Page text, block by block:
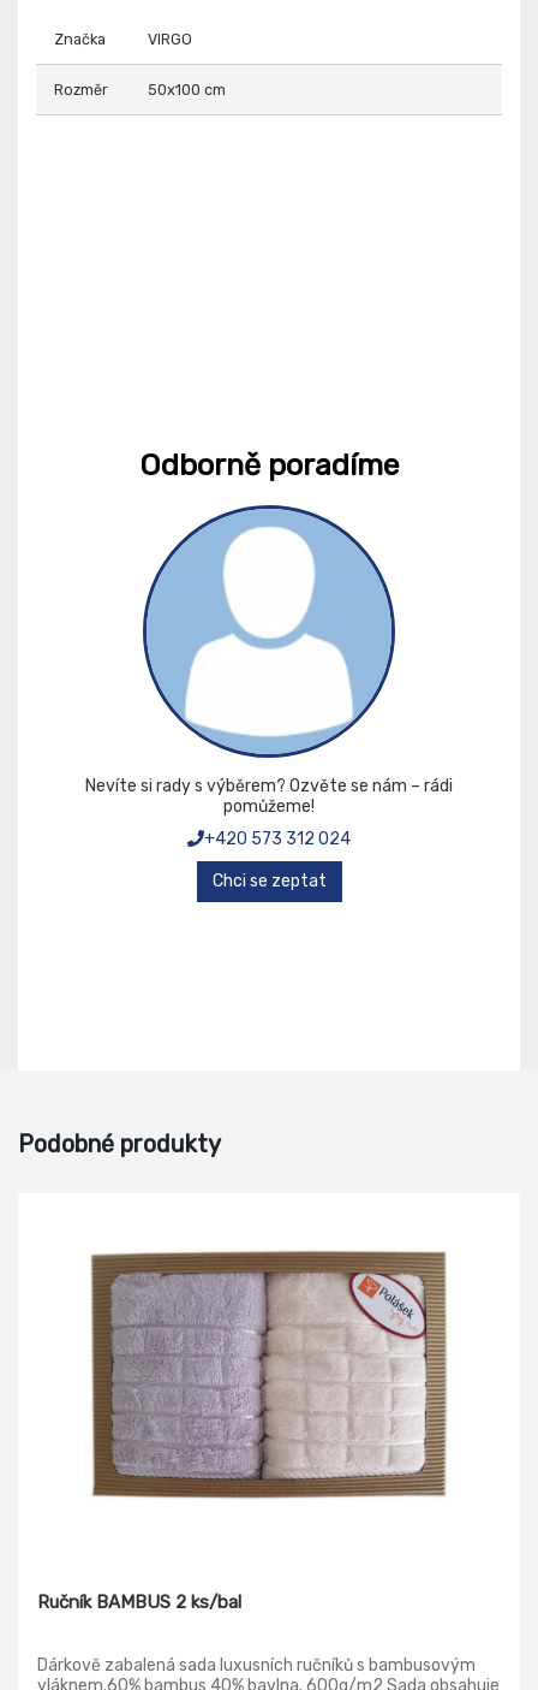
Značka VIRGO
Rozměr 50x100 cm
Odborně poradíme
Nevíte si rady s výběrem? Ozvěte se nám – rádi
pomůžeme!
+420 573 312 024
Chci se zeptat
Podobné produkty
Ručník BAMBUS 2 ks/bal
Dárkově zabalená sada luxusních ručníků s bambusovým